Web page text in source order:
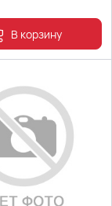
В корзину